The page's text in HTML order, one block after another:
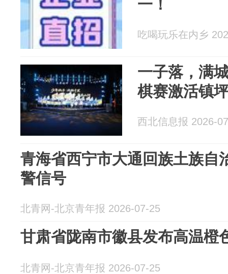
一！
吃喝玩乐在内乡
一子落，满
棋赛激活镇
西北信息报 2026-
青海省西宁市大通回族土族自
警信号
北青网-北京青年报 2026-07-25
甘肃省陇南市徽县发布高温橙
北青网-北京青年报 2026-07-25